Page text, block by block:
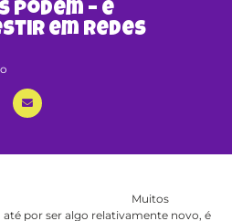
podem – e
em redes
Muitos
até por ser algo relativamente novo, é